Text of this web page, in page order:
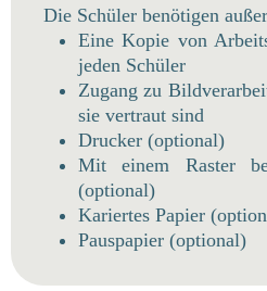
Die Schüler benötigen
Eine Kopie von
jeden Schüler
Zugang zu
sie vertraut sind
Drucker (optional)
Mit einem Raster
(optional)
Kariertes Papier
Pauspapier (optional)